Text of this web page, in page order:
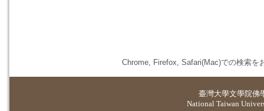
Chrome, Firefox, Safari(Mac)での検索を
臺灣大學文學院佛
National Taiwan